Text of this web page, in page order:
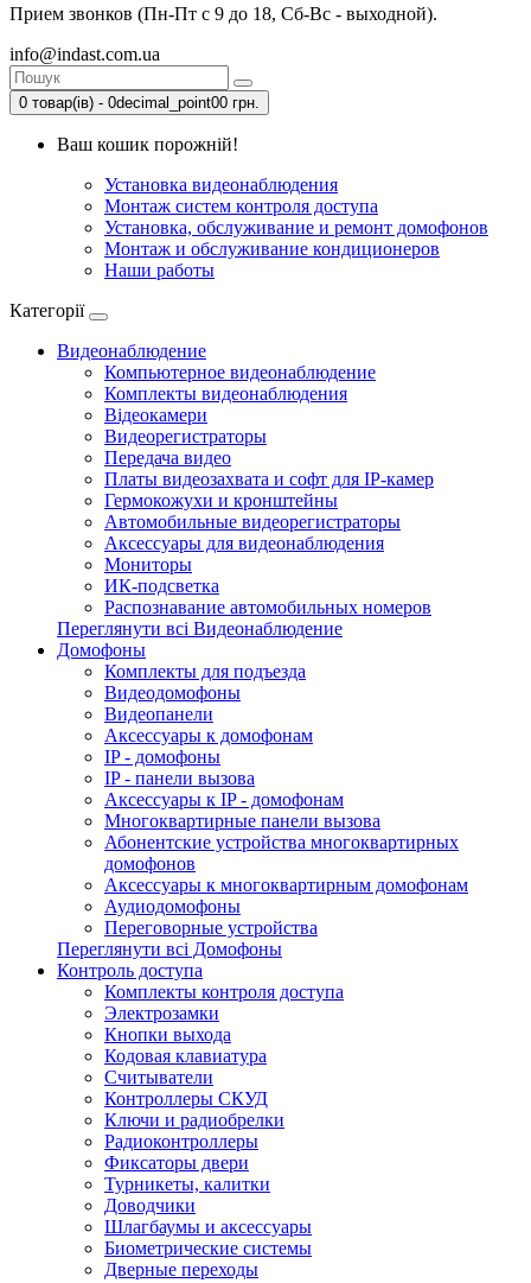
Прием звонков (Пн-Пт с 9 до 18, Сб-Вс - выходной).
info@indast.com.ua
0 товар(ів) - 0decimal_point00 грн.
Ваш кошик порожній!
Установка видеонаблюдения
Монтаж систем контроля доступа
Установка, обслуживание и ремонт домофонов
Монтаж и обслуживание кондиционеров
Наши работы
Категорії
Видеонаблюдение
Компьютерное видеонаблюдение
Комплекты видеонаблюдения
Відеокамери
Видеорегистраторы
Передача видео
Платы видеозахвата и софт для IP-камер
Гермокожухи и кронштейны
Автомобильные видеорегистраторы
Аксессуары для видеонаблюдения
Мониторы
ИК-подсветка
Распознавание автомобильных номеров
Переглянути всі Видеонаблюдение
Домофоны
Комплекты для подъезда
Видеодомофоны
Видеопанели
Аксессуары к домофонам
IP - домофоны
IP - панели вызова
Аксессуары к IP - домофонам
Многоквартирные панели вызова
Абонентские устройства многоквартирных
домофонов
Аксессуары к многоквартирным домофонам
Аудиодомофоны
Переговорные устройства
Переглянути всі Домофоны
Контроль доступа
Комплекты контроля доступа
Электрозамки
Кнопки выхода
Кодовая клавиатура
Считыватели
Контроллеры СКУД
Ключи и радиобрелки
Радиоконтроллеры
Фиксаторы двери
Турникеты, калитки
Доводчики
Шлагбаумы и аксессуары
Биометрические системы
Дверные переходы